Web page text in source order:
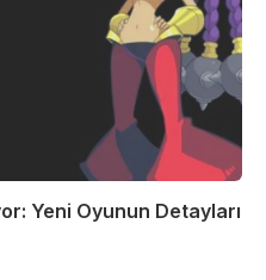
Yeni Oyunun Detayları